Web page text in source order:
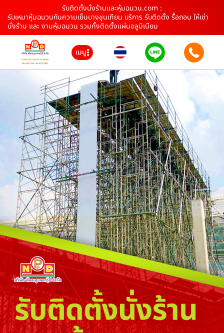
รับติดตั้งนั่งร้านและหุ้มฉนวน.com :
รับเหมาหุ้มฉนวนกันความเย็นบางขุนเทียน บริการ รับติดตั้ง รื้อถอน ให้เช่า
นั่งร้าน และ งานหุ้มฉนวน รวมทั้งติดตั้งแผ่นอลูมิเนียม
เมนู